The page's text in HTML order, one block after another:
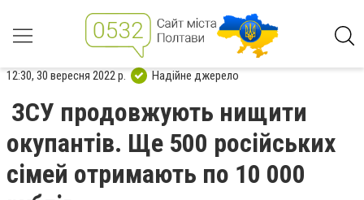
12:30, 30 вересня 2022 р. Надійне джерело
ЗСУ продовжують нищити
окупантів. Ще 500 російських
сімей отримають по 10 000